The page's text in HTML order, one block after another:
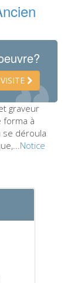
graveur
forma à
se déroula
Notice